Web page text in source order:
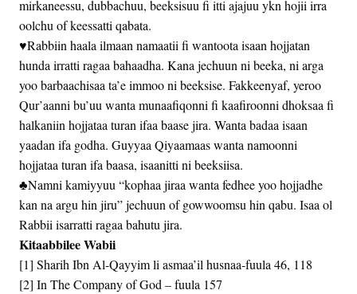
mirkaneessu, dubbachuu, beeksisuu fi itti ajajuu ykn hojii irra
oolchu of keessatti qabata.
♥Rabbiin haala ilmaan namaatii fi wantoota isaan hojjatan
hunda irratti ragaa bahaadha. Kana jechuun ni beeka, ni arga
yoo barbaachisaa ta’e immoo ni beeksise. Fakkeenyaf, yeroo
Qur’aanni bu’uu wanta munaafiqonni fi kaafiroonni dhoksaa fi
halkaniin hojjataa turan ifaa baase jira. Wanta badaa isaan
yaadan ifa godha. Guyyaa Qiyaamaas wanta namoonni
hojjataa turan ifa baasa, isaanitti ni beeksiisa.
♣Namni kamiyyuu “kophaa jiraa wanta fedhee yoo hojjadhe
kan na argu hin jiru” jechuun of gowwoomsu hin qabu. Isaa ol
Rabbii isarratti ragaa bahutu jira.
Kitaabbilee Wabii
[1] Sharih Ibn Al-Qayyim li asmaa’il husnaa-fuula 46, 118
[2] In The Company of God – fuula 157